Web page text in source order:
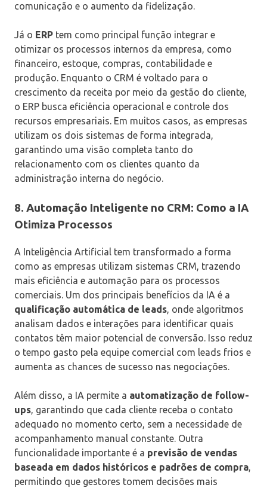
comunicação e o aumento da fidelização.
Já o ERP tem como principal função integrar e
otimizar os processos internos da empresa, como
financeiro, estoque, compras, contabilidade e
produção. Enquanto o CRM é voltado para o
crescimento da receita por meio da gestão do cliente,
o ERP busca eficiência operacional e controle dos
recursos empresariais. Em muitos casos, as empresas
utilizam os dois sistemas de forma integrada,
garantindo uma visão completa tanto do
relacionamento com os clientes quanto da
administração interna do negócio.
8. Automação Inteligente no CRM: Como a IA
Otimiza Processos
A Inteligência Artificial tem transformado a forma
como as empresas utilizam sistemas CRM, trazendo
mais eficiência e automação para os processos
comerciais. Um dos principais benefícios da IA é a
qualificação automática de leads, onde algoritmos
analisam dados e interações para identificar quais
contatos têm maior potencial de conversão. Isso reduz
o tempo gasto pela equipe comercial com leads frios e
aumenta as chances de sucesso nas negociações.
Além disso, a IA permite a automatização de follow-
ups, garantindo que cada cliente receba o contato
adequado no momento certo, sem a necessidade de
acompanhamento manual constante. Outra
funcionalidade importante é a previsão de vendas
baseada em dados históricos e padrões de compra,
permitindo que gestores tomem decisões mais